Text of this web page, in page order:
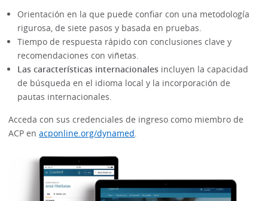
Orientación en la que puede confiar con una metodología
rigurosa, de siete pasos y basada en pruebas.
Tiempo de respuesta rápido con conclusiones clave y
recomendaciones con viñetas.
Las características internacionalesincluyen la capacidad
de búsqueda en el idioma local y la incorporación de
pautas internacionales.
Acceda con sus credenciales de ingreso como miembro de
ACP enacponline.org/dynamed